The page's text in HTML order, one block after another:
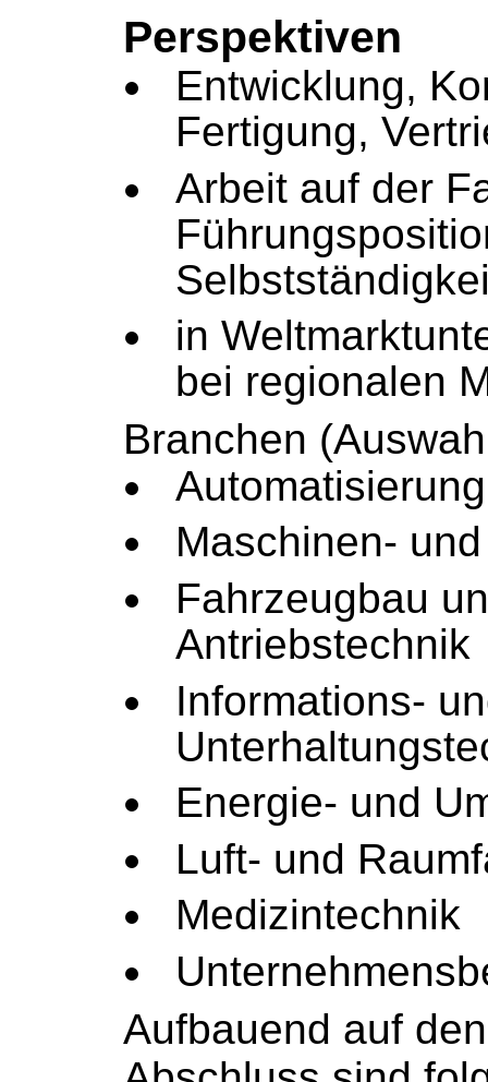
Perspektiven
Entwicklung,
Fertigung,
Arbeit auf der
in
bei regionalen
Branchen
Maschinen-
Fahrzeugbau
Antriebstechnik
Informations-
Energie- und
Luft- und
Medizintechnik
Aufbauend auf